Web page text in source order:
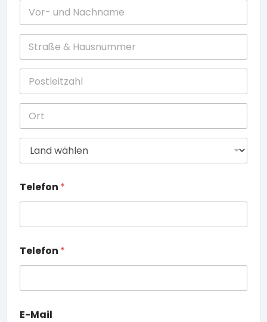
Adresszeile 2
Stadt
Region
Postleitzahl
Land
Telefon *
Telefon *
E-Mail